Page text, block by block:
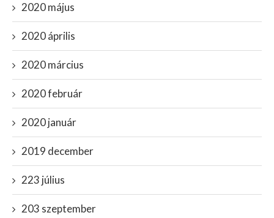
2020 május
2020 április
2020 március
2020 február
2020 január
2019 december
223 július
203 szeptember